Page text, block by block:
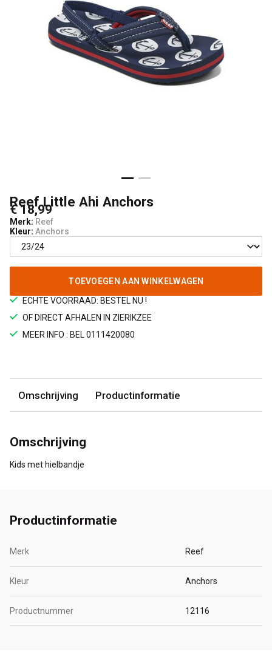
Reef Little Ahi Anchors
€ 18,99
Merk: Reef
Kleur: Anchors
TOEVOEGEN AAN WINKELWAGEN
ECHTE VOORRAAD: BESTEL NU !
OF DIRECT AFHALEN IN ZIERIKZEE
MEER INFO : BEL 0111420080
Omschrijving Productinformatie
Omschrijving
Kids met hielbandje
Productinformatie
Merk Reef
Kleur Anchors
Productnummer 12116